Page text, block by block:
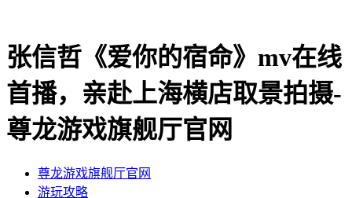
张信哲《爱你的宿命》mv在线
首播，亲赴上海横店取景拍摄-
尊龙游戏旗舰厅官网
尊龙游戏旗舰厅官网
​游玩攻略